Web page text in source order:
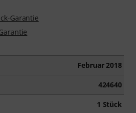
Garantie
Februar 2018
424640
1 Stück